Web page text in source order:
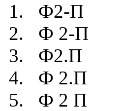
1. Ф2-П
2. Ф 2-П
3. Ф2.П
4. Ф 2.П
5. Ф 2 П